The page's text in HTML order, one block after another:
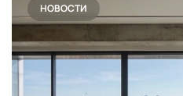
НОВОСТИ